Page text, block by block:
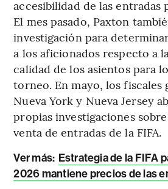
accesibilidad de las entradas
El mes pasado, Paxton
investigación para
a los aficionados respecto a
calidad de los asientos para
torneo. En mayo, los fiscales
Nueva York y Nueva Jersey
propias investigaciones
venta de entradas de la FIFA.
Ver más: Estrategia de la FIFA
2026 mantiene precios de las